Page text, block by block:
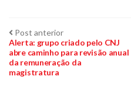
Navegação
de
Post
Post anteriorPost
anterior:
Alerta: grupo criado pelo CNJ
abre caminho para revisão anual
da remuneração da
magistratura